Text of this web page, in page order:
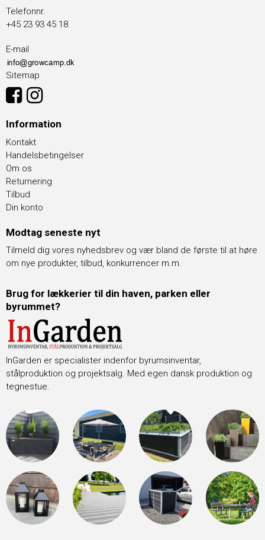
Telefonnr.
+45 23 93 45 18
E-mail
Sitemap
Information
Kontakt
Handelsbetingelser
Om os
Returnering
Tilbud
Din konto
Modtag seneste nyt
Tilmeld dig vores nyhedsbrev og vær bland de første til at høre
om nye produkter, tilbud, konkurrencer m.m.
Brug for lækkerier til din haven, parken eller
byrummet?
InGarden er specialister indenfor byrumsinventar,
stålproduktion og projektsalg. Med egen dansk produktion og
tegnestue.